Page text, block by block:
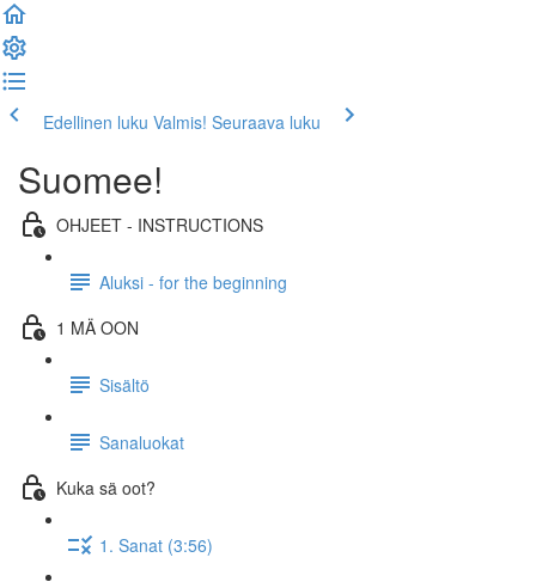
Edellinen luku Valmis! Seuraava luku
Suomee!
OHJEET - INSTRUCTIONS
Aluksi - for the beginning
1 MÄ OON
Sisältö
Sanaluokat
Kuka sä oot?
1. Sanat (3:56)